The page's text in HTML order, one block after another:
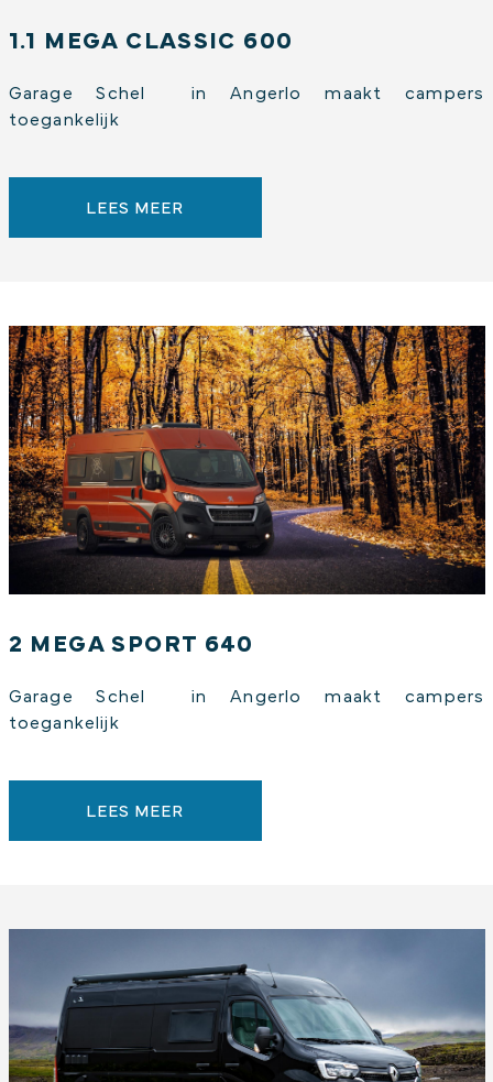
1.1 MEGA CLASSIC 600
Garage Schel in Angerlo maakt campers
toegankelijk
LEES MEER
2 MEGA SPORT 640
Garage Schel in Angerlo maakt campers
toegankelijk
LEES MEER